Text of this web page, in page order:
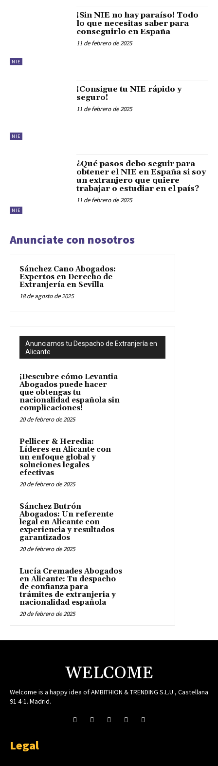
NIE
¡Sin NIE no hay paraíso! Todo
lo que necesitas saber para
conseguirlo en España
11 de febrero de 2025
NIE
¡Consigue tu NIE rápido y
seguro!
11 de febrero de 2025
NIE
¿Qué pasos debo seguir para
obtener el NIE en España si soy
un extranjero que quiere
trabajar o estudiar en el país?
11 de febrero de 2025
Anunciate con nosotros
Sánchez Cano Abogados:
Expertos en Derecho de
Extranjería en Sevilla
18 de agosto de 2025
Anunciamos tu Despacho de Extranjería en
Alicante
¡Descubre cómo Levantia
Abogados puede hacer
que obtengas tu
nacionalidad española sin
complicaciones!
20 de febrero de 2025
Pellicer & Heredia:
Líderes en Alicante con
un enfoque global y
soluciones legales
efectivas
20 de febrero de 2025
Sánchez Butrón
Abogados: Un referente
legal en Alicante con
experiencia y resultados
garantizados
20 de febrero de 2025
Lucía Cremades Abogados
en Alicante: Tu despacho
de confianza para
trámites de extranjeria y
nacionalidad española
20 de febrero de 2025
WELCOME
Welcome is a happy idea of AMBITHION & TRENDING S.L.U , Castellana
91 4-1. Madrid.
Legal